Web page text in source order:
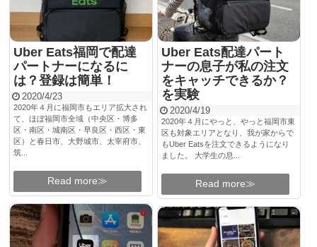
Uber Eats福岡で配達
パートナーになるに
は？登録は簡単！
2020/4/23
2020年４月に福岡市もエリア拡大され
て、ほぼ福岡市全域（中央区・博多
区・南区・城南区・早良区・西区・東
区）と春日市、大野城市、太宰府市、
筑...
Read more≫
Uber Eats配達パート
ナーの息子が私の注文
をキャッチできるか？
を実験
2020/4/19
2020年４月にやっと、やっと福岡市東
区も対象エリアとなり、我が家からで
もUber Eatsを注文できるようになり
ました。 大学生の息...
Read more≫